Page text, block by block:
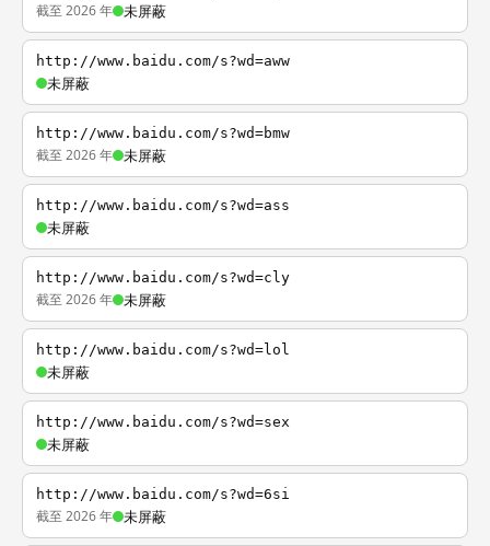
截至 2026 年 未屏蔽
http://www.baidu.com/s?wd=aww
未屏蔽
http://www.baidu.com/s?wd=bmw
截至 2026 年 未屏蔽
http://www.baidu.com/s?wd=ass
未屏蔽
http://www.baidu.com/s?wd=cly
截至 2026 年 未屏蔽
http://www.baidu.com/s?wd=lol
未屏蔽
http://www.baidu.com/s?wd=sex
未屏蔽
http://www.baidu.com/s?wd=6si
截至 2026 年 未屏蔽